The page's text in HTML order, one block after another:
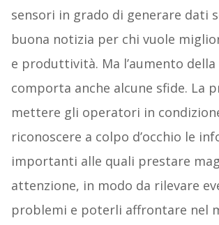
sensori in grado di generare dati
buona notizia per chi vuole
e produttività. Ma l’aumento
comporta anche alcune sfide. La
mettere gli operatori in
riconoscere a colpo d’occhio le
importanti alle quali prestare
attenzione, in modo da rilevare
problemi e poterli affrontare nel